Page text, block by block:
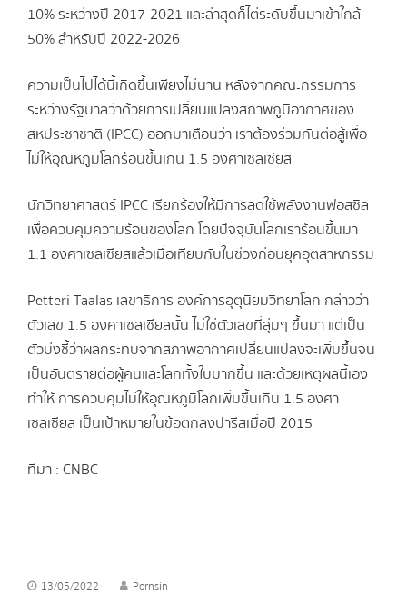
10% ระหว่างปี 2017-2021 และล่าสุดก็ไต่ระดับขึ้นมาเข้าใกล้
50% สำหรับปี 2022-2026
ความเป็นไปได้นี้เกิดขึ้นเพียงไม่นาน หลังจากคณะกรรมการ
ระหว่างรัฐบาลว่าด้วยการเปลี่ยนแปลงสภาพภูมิอากาศของ
สหประชาชาติ (IPCC) ออกมาเตือนว่า เราต้องร่วมกันต่อสู้เพื่อ
ไม่ให้อุณหภูมิโลกร้อนขึ้นเกิน 1.5 องศาเซลเซียส
นักวิทยาศาสตร์ IPCC เรียกร้องให้มีการลดใช้พลังงานฟอสซิล
เพื่อควบคุมความร้อนของโลก โดยปัจจุบันโลกเราร้อนขึ้นมา
1.1 องศาเซลเซียสแล้วเมื่อเทียบกับในช่วงก่อนยุคอุตสาหกรรม
Petteri Taalas เลขาธิการ องค์การอุตุนิยมวิทยาโลก กล่าวว่า
ตัวเลข 1.5 องศาเซลเซียสนั้น ไม่ใช่ตัวเลขที่สุ่มๆ ขึ้นมา แต่เป็น
ตัวบ่งชี้ว่าผลกระทบจากสภาพอากาศเปลี่ยนแปลงจะเพิ่มขึ้นจน
เป็นอันตรายต่อผู้คนและโลกทั้งใบมากขึ้น และด้วยเหตุผลนี้เอง
ทำให้ การควบคุมไม่ให้อุณหภูมิโลกเพิ่มขึ้นเกิน 1.5 องศา
เซลเซียส เป็นเป้าหมายในข้อตกลงปารีสเมื่อปี 2015
ที่มา : CNBC
13/05/2022 Pornsin